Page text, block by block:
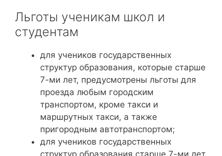
Льготы ученикам школ и
студентам
для учеников государственных
структур образования, которые старше
7-ми лет, предусмотрены льготы для
проезда любым городским
транспортом, кроме такси и
маршрутных такси, а также
пригородным автотранспортом;
для учеников государственных
структур образования старше 7-ми лет,